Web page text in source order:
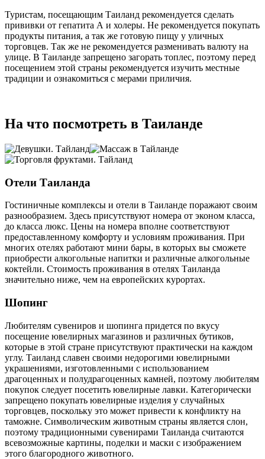
Туристам, посещающим Таиланд рекомендуется сделать
прививки от гепатита А и холеры. Не рекомендуется покупать
продукты питания, а так же готовую пищу у уличных
торговцев. Так же не рекомендуется разменивать валюту на
улице. В Таиланде запрещено загорать топлес, поэтому перед
посещением этой страны рекомендуется изучить местные
традиции и ознакомиться с мерами приличия.
На что посмотреть в Таиланде
Отели Таиланда
Гостиничные комплексы и отели в Таиланде поражают своим
разнообразием. Здесь присутствуют номера от эконом класса,
до класса люкс. Цены на номера вполне соответствуют
предоставленному комфорту и условиям проживания. При
многих отелях работают мини бары, в которых вы сможете
приобрести алкогольные напитки и различные алкогольные
коктейли. Стоимость проживания в отелях Таиланда
значительно ниже, чем на европейских курортах.
Шопинг
Любителям сувениров и шопинга придется по вкусу
посещение ювелирных магазинов и различных бутиков,
которые в этой стране присутствуют практически на каждом
углу. Таиланд славен своими недорогими ювелирными
украшениями, изготовленными с использованием
драгоценных и полудрагоценных камней, поэтому любителям
покупок следует посетить ювелирные лавки. Категорически
запрещено покупать ювелирные изделия у случайных
торговцев, поскольку это может привести к конфликту на
таможне. Символическим животным страны является слон,
поэтому традиционными сувенирами Таиланда считаются
всевозможные картины, поделки и маски с изображением
этого благородного животного.